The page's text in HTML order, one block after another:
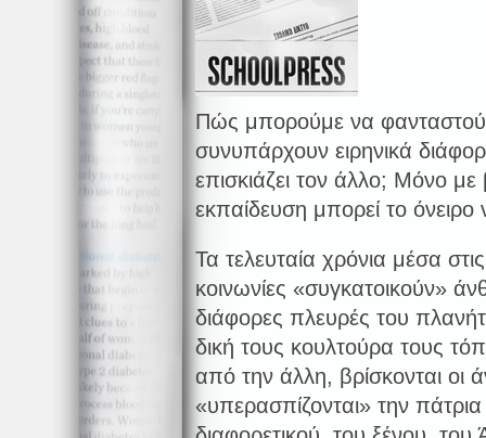
Πώς μπορούμε να
συνυπάρχουν ειρηνικά
επισκιάζει τον άλλο; Μόνο
εκπαίδευση μπορεί το
Τα τελευταία χρόνια μέσα
κοινωνίες «συγκατοικούν»
διάφορες πλευρές του
δική τους κουλτούρα τους
από την άλλη, βρίσκονται οι
«υπερασπίζονται» την